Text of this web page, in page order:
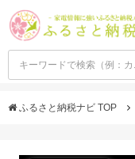
ふるさと納税ナビ TOP